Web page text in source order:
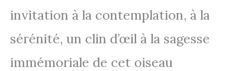
invitation à la contemplation, à la
sérénité, un clin d’œil à la sagesse
immémoriale de cet oiseau